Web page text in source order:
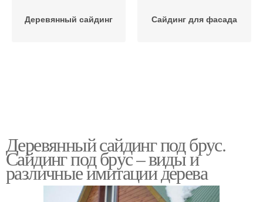
Деревянный сайдинг Сайдинг для фасада
Деревянный сайдинг под брус.
Сайдинг под брус – виды и
различные имитации дерева